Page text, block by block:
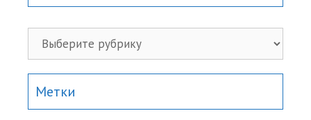
Рубрики
Метки